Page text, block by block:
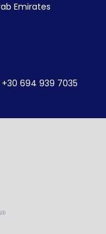
Emirates
694 939 7035